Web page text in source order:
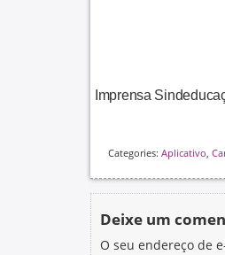
Imprensa
Categories: Aplicativo,
Deixe um
O seu endereço de